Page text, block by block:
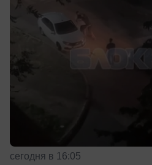
сегодня в 16:05